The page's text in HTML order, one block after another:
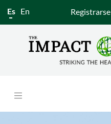
Es En Registrarse